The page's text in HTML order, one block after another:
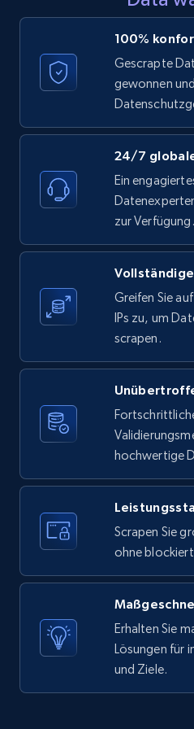
URL, ID, User id, Use url,
text, Date posted, and
11.3K+ 1.5K+
LinkedIn posts - Discover
URL, ID, User id, Use url,
text, Date posted, and
11.3K+ 1.5K+
X (formerly Twitter) -
ID, User posted, Name,
posted, Photos, URL,
10.4K+ 1.2K+
Twitter posts URLs
ID, User posted, Name,
posted, Photos, URL,
1.2K+
100%
Gescrapte
gewonnen
24/7
Ein
zur Verfügung.
Greifen Sie
IPs zu, um
scrapen.
hochwertige
Scrapen Sie
ohne
Erhalten Sie
Lösungen für
und Ziele.